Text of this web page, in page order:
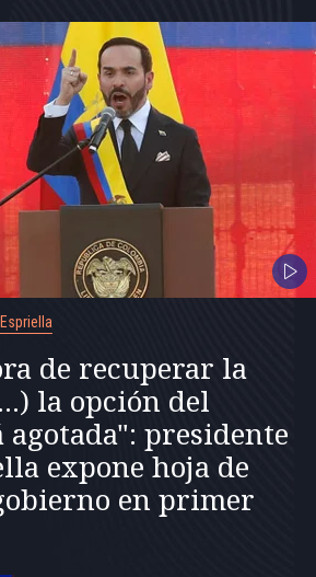
de recuperar la
la opción del
agotada": presidente
expone hoja de
en primer